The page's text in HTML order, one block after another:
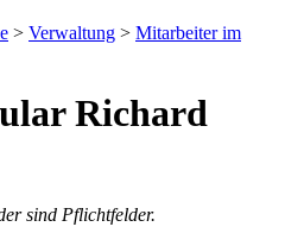
> Verwaltung > Mitarbeiter im
Richard
sind Pflichtfelder.